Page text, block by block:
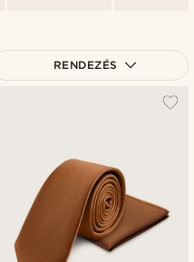
RENDEZÉS
Legmagasabb ár